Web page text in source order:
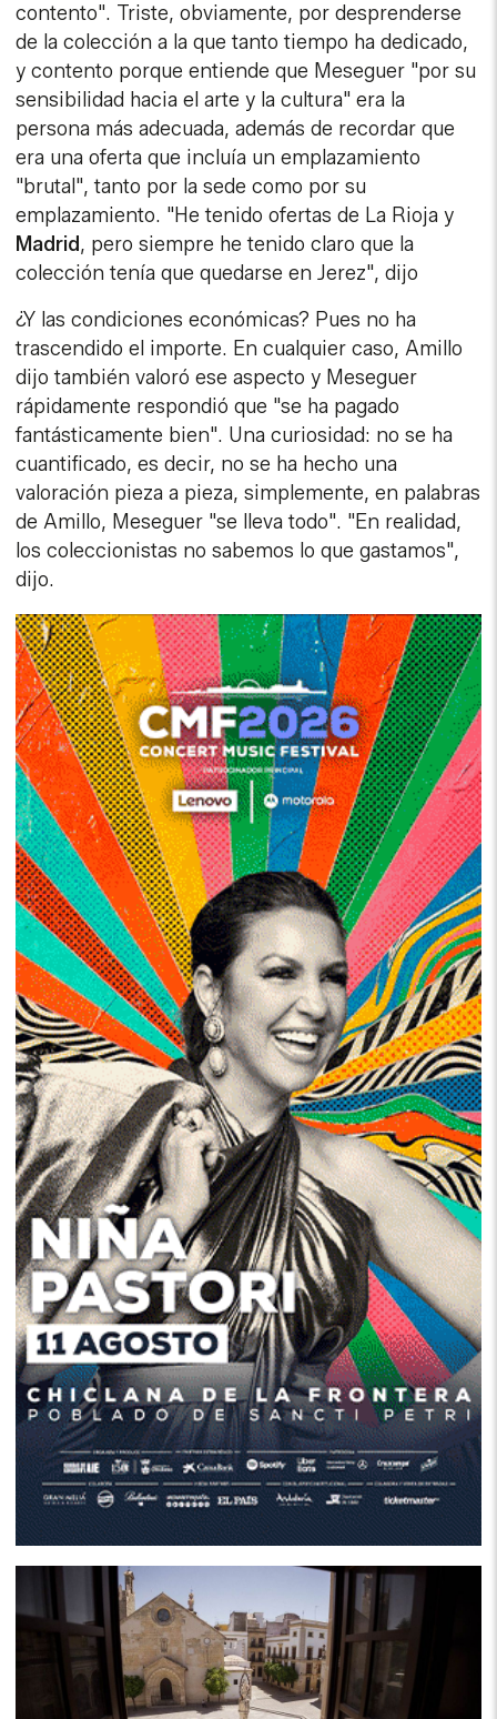
contento". Triste, obviamente, por desprenderse
de la colección a la que tanto tiempo ha dedicado,
y contento porque entiende que Meseguer "por su
sensibilidad hacia el arte y la cultura" era la
persona más adecuada, además de recordar que
era una oferta que incluía un emplazamiento
"brutal", tanto por la sede como por su
emplazamiento. "He tenido ofertas de La Rioja y
Madrid, pero siempre he tenido claro que la
colección tenía que quedarse en Jerez", dijo
¿Y las condiciones económicas? Pues no ha
trascendido el importe. En cualquier caso, Amillo
dijo también valoró ese aspecto y Meseguer
rápidamente respondió que "se ha pagado
fantásticamente bien". Una curiosidad: no se ha
cuantificado, es decir, no se ha hecho una
valoración pieza a pieza, simplemente, en palabras
de Amillo, Meseguer "se lleva todo". "En realidad,
los coleccionistas no sabemos lo que gastamos",
dijo.